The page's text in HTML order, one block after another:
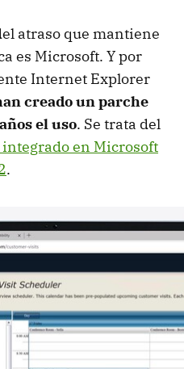
atraso que mantiene
es Microsoft. Y por
Internet Explorer
creado un parche
el uso. Se trata del
en Microsoft
.